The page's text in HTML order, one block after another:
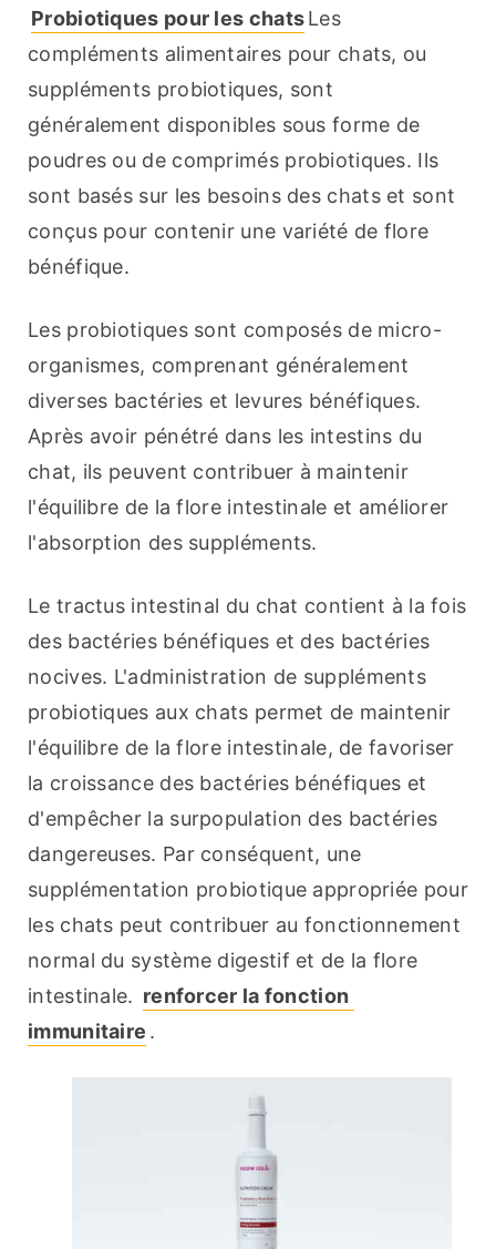
Probiotiques pour les chatsLes
compléments alimentaires pour chats, ou
suppléments probiotiques, sont
généralement disponibles sous forme de
poudres ou de comprimés probiotiques. Ils
sont basés sur les besoins des chats et sont
conçus pour contenir une variété de flore
bénéfique.
Les probiotiques sont composés de micro-
organismes, comprenant généralement
diverses bactéries et levures bénéfiques.
Après avoir pénétré dans les intestins du
chat, ils peuvent contribuer à maintenir
l'équilibre de la flore intestinale et améliorer
l'absorption des suppléments.
Le tractus intestinal du chat contient à la fois
des bactéries bénéfiques et des bactéries
nocives. L'administration de suppléments
probiotiques aux chats permet de maintenir
l'équilibre de la flore intestinale, de favoriser
la croissance des bactéries bénéfiques et
d'empêcher la surpopulation des bactéries
dangereuses. Par conséquent, une
supplémentation probiotique appropriée pour
les chats peut contribuer au fonctionnement
normal du système digestif et de la flore
intestinale. renforcer la fonction
immunitaire .